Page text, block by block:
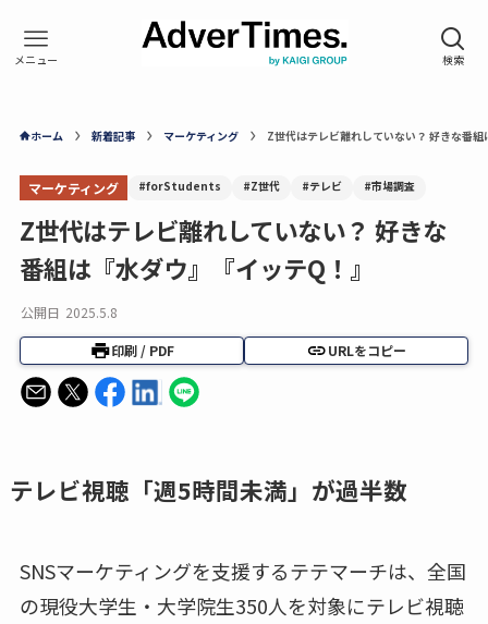
ホーム 新着記事 マーケティング Z世代はテレビ離れしていない？ 好きな番
マーケティング #forStudents #Z世代 #テレビ #市場調査
Z世代はテレビ離れしていない？ 好きな
番組は『水ダウ』『イッテQ！』
公開日 2025.5.8
印刷 / PDF URLをコピー
テレビ視聴「週5時間未満」が過半数
SNSマーケティングを支援するテテマーチは、全国
の現役大学生・大学院生350人を対象にテレビ視聴